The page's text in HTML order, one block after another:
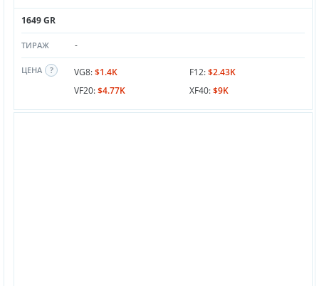
1649 GR
ТИРАЖ -
ЦЕНА VG8:$1.4K F12:$2.43K
VF20:$4.77K XF40:$9K